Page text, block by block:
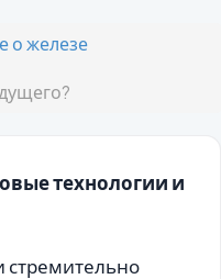
о железе
технологии и
стремительно